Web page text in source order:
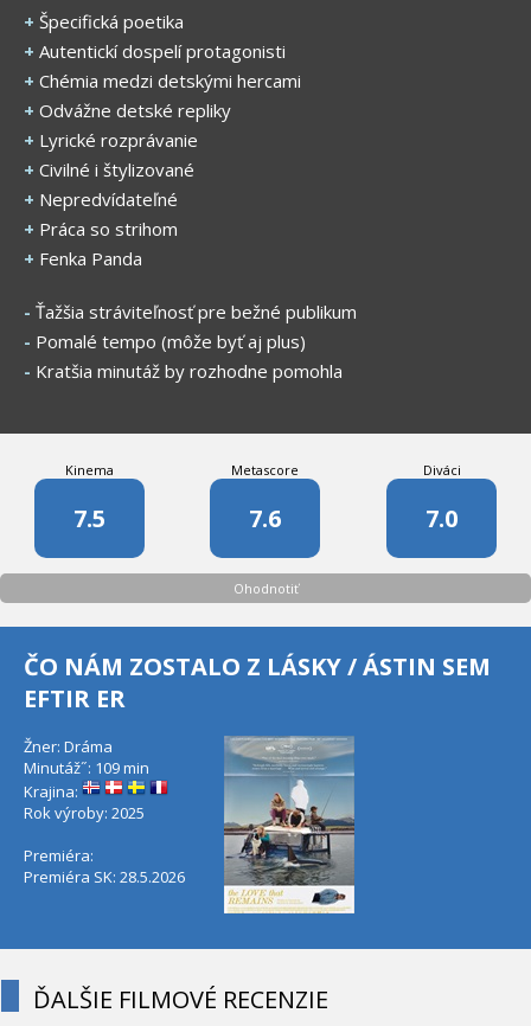
+ Špecifická poetika
+ Autentickí dospelí protagonisti
+ Chémia medzi detskými hercami
+ Odvážne detské repliky
+ Lyrické rozprávanie
+ Civilné i štylizované
+ Nepredvídateľné
+ Práca so strihom
+ Fenka Panda
- Ťažšia stráviteľnosť pre bežné publikum
- Pomalé tempo (môže byť aj plus)
- Kratšia minutáž by rozhodne pomohla
Kinema
7.5
Metascore
7.6
Diváci
7.0
Ohodnotiť
ČO NÁM ZOSTALO Z LÁSKY / ÁSTIN SEM
EFTIR ER
Žner: Dráma
Minutáž˝: 109 min
Krajina:
Rok výroby: 2025
Premiéra:
Premiéra SK: 28.5.2026
ĎALŠIE FILMOVÉ RECENZIE